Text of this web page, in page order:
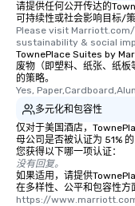
请提供任何公开传达的
可持续性或社会影响目标/
Please visit
sustainability & social
TownePlace Suites by
废物（即塑料、纸张、纸
的策略。
Yes,
多元化和包容性
仅对于美国酒店，
母公司是否被认证为 51%
您获得以下哪一项认证：
没有回复。
如果适用，请提供
在多样性、公平和包容性方
https://